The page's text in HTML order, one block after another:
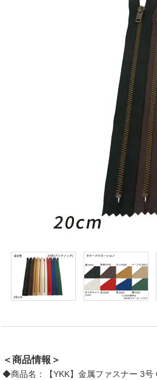
＜商品情報＞
◆商品名：【YKK】金属ファスナー 3号